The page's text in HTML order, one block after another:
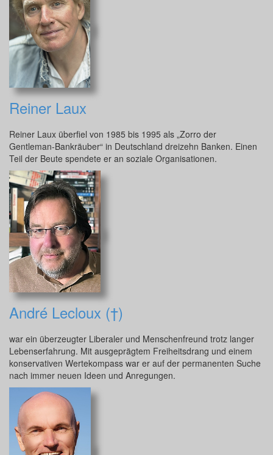
Reiner Laux
Reiner Laux überfiel von 1985 bis 1995 als „Zorro der
Gentleman-Bankräuber“ in Deutschland dreizehn Banken. Einen
Teil der Beute spendete er an soziale Organisationen.
André Lecloux (†)
war ein überzeugter Liberaler und Menschenfreund trotz langer
Lebenserfahrung. Mit ausgeprägtem Freiheitsdrang und einem
konservativen Wertekompass war er auf der permanenten Suche
nach immer neuen Ideen und Anregungen.